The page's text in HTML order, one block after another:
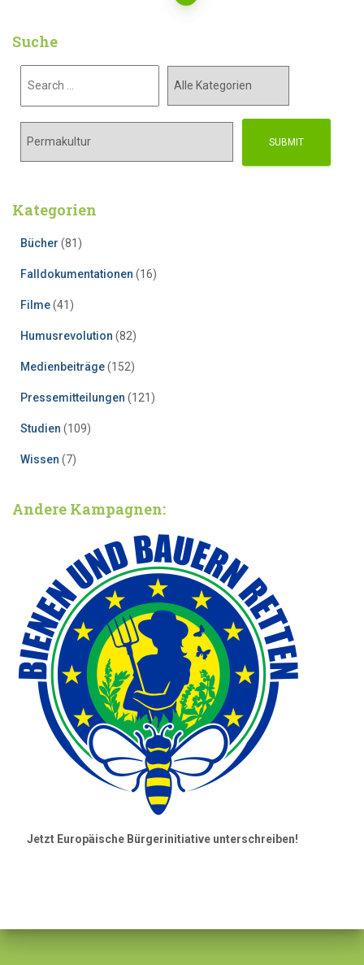
Suche
Kategorien
Bücher (81)
Falldokumentationen (16)
Filme(41)
Humusrevolution (82)
Medienbeiträge(152)
Pressemitteilungen (121)
Studien (109)
Wissen (7)
Andere Kampagnen:
Jetzt Europäische Bürgerinitiative unterschreiben!